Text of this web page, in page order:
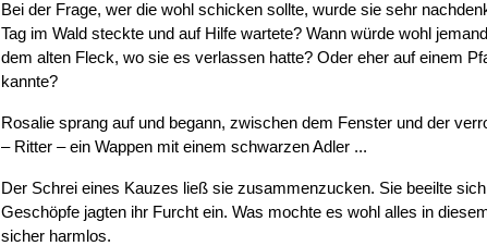
Bei der Frage, wer die wohl schicken sollte, wurde sie sehr
Tag im Wald steckte und auf Hilfe wartete? Wann würde wohl
dem alten Fleck, wo sie es verlassen hatte? Oder eher auf einem
kannte?
Rosalie sprang auf und begann, zwischen dem Fenster und der
– Ritter – ein Wappen mit einem schwarzen Adler ...
Der Schrei eines Kauzes ließ sie zusammenzucken. Sie beeilte
Geschöpfe jagten ihr Furcht ein. Was mochte es wohl alles in
sicher harmlos.